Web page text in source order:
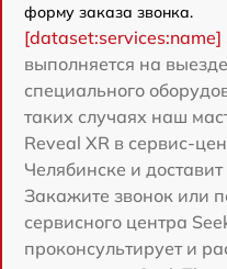
форму заказа звонка.
[dataset:services:name]
выполняется на
специального
таких случаях наш
Reveal XR в сервис-
Челябинске и
Закажите звонок или
сервисного центра
проконсультирует и